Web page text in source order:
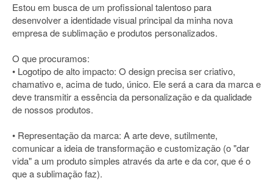
Estou em busca de um profissional talentoso para
desenvolver a identidade visual principal da minha nova
empresa de sublimação e produtos personalizados.
O que procuramos:
• Logotipo de alto impacto: O design precisa ser criativo,
chamativo e, acima de tudo, único. Ele será a cara da marca e
deve transmitir a essência da personalização e da qualidade
de nossos produtos.
• Representação da marca: A arte deve, sutilmente,
comunicar a ideia de transformação e customização (o "dar
vida" a um produto simples através da arte e da cor, que é o
que a sublimação faz).